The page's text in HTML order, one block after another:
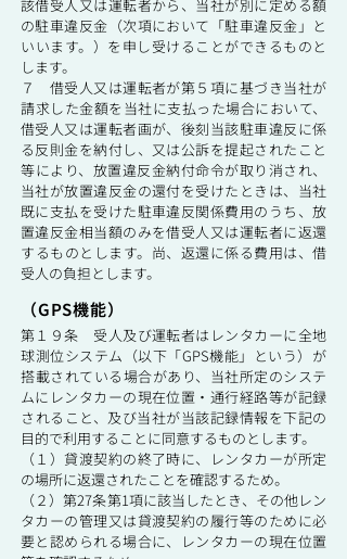
該借受人又は運転者から、当社が別に定める額
の駐車違反金（次項において「駐車違反金」と
いいます。）を申し受けることができるものと
します。
７ 借受人又は運転者が第５項に基づき当社が
請求した金額を当社に支払った場合において、
借受人又は運転者画が、後刻当該駐車違反に係
る反則金を納付し、又は公訴を提起されたこと
等により、放置違反金納付命令が取り消され、
当社が放置違反金の還付を受けたときは、当社
既に支払を受けた駐車違反関係費用のうち、放
置違反金相当額のみを借受人又は運転者に返還
するものとします。尚、返還に係る費用は、借
受人の負担とします。
（GPS機能）
第１９条 受人及び運転者はレンタカーに全地
球測位システム（以下「GPS機能」という）が
搭載されている場合があり、当社所定のシステ
ムにレンタカーの現在位置・通行経路等が記録
されること、及び当社が当該記録情報を下記の
目的で利用することに同意するものとします。
（１）貸渡契約の終了時に、レンタカーが所定
の場所に返還されたことを確認するため。
（２）第27条第1項に該当したとき、その他レン
タカーの管理又は貸渡契約の履行等のために必
要と認められる場合に、レンタカーの現在位置